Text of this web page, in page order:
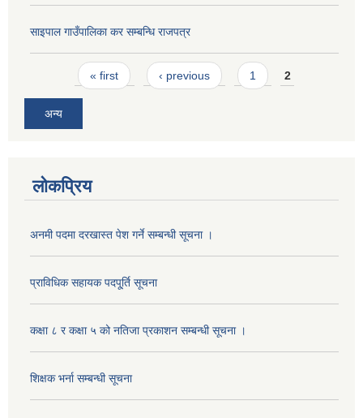
साइपाल गाउँपालिका कर स‌म्बन्धि राजपत्र
Pages« first ‹ previous 1 2
अन्य
लोकप्रिय
अनमी पदमा दरखास्त पेश गर्ने सम्बन्धी सूचना ।
प्राविधिक सहायक पदपू्र्ति सूचना
कक्षा ८ र कक्षा ५ को नतिजा प्रकाशन सम्बन्धी सूचना ।
शिक्षक भर्ना सम्बन्धी सूचना